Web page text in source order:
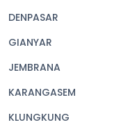
DENPASAR
GIANYAR
JEMBRANA
KARANGASEM
KLUNGKUNG